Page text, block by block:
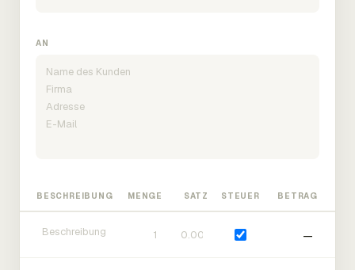
AN
BESCHREIBUNG MENGE SATZ STEUER BETRAG
—